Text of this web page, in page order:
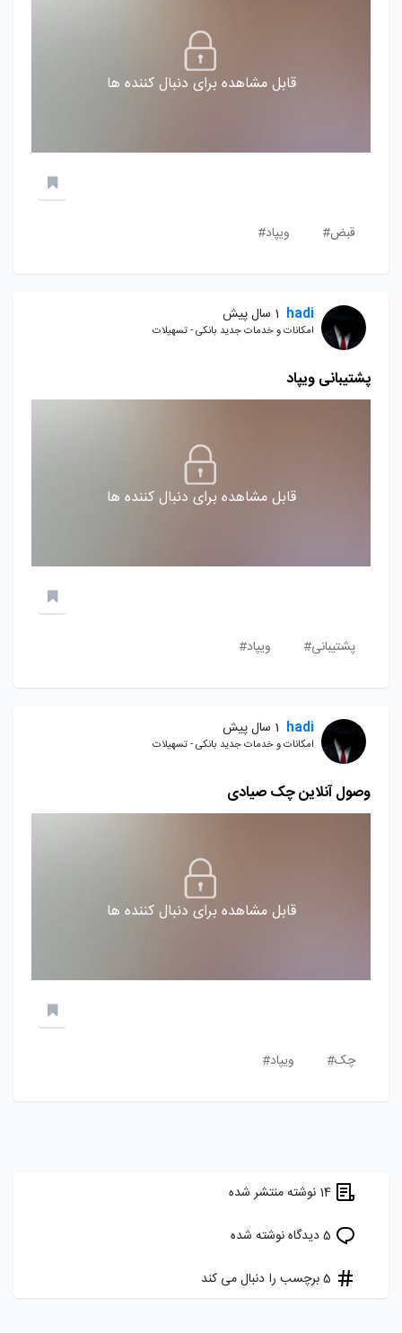
قابل مشاهده برای دنبال کننده ها
قبض# ویپاد#
hadi 1 سال پیش
امکانات و خدمات جدید بانکی - تسهیلات
پشتیبانی ویپاد
قابل مشاهده برای دنبال کننده ها
پشتیبانی# ویپاد#
hadi 1 سال پیش
امکانات و خدمات جدید بانکی - تسهیلات
وصول آنلاین چک صیادی
قابل مشاهده برای دنبال کننده ها
چک# ویپاد#